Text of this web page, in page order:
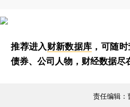
推荐进入财新数据库 ，可随
债券、公司人物，财经数据尽
责任编辑：